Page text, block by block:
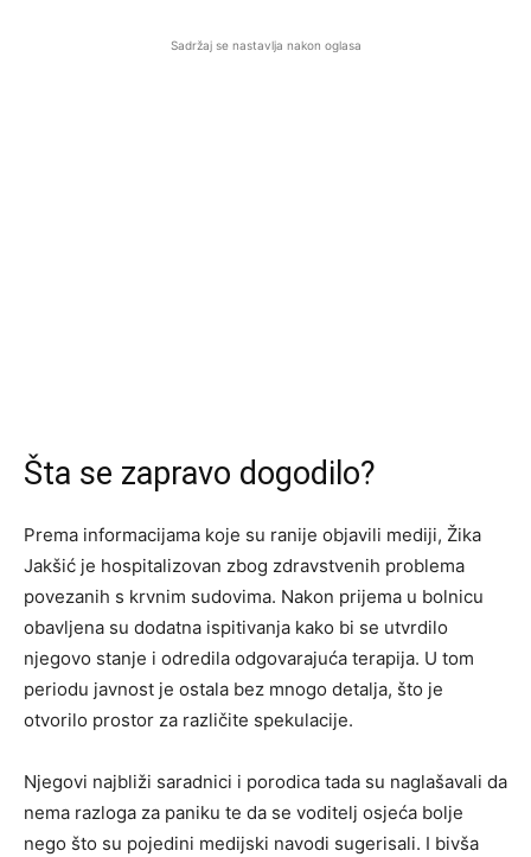
Sadržaj se nastavlja nakon oglasa
Šta se zapravo dogodilo?
Prema informacijama koje su ranije objavili mediji, Žika
Jakšić je hospitalizovan zbog zdravstvenih problema
povezanih s krvnim sudovima. Nakon prijema u bolnicu
obavljena su dodatna ispitivanja kako bi se utvrdilo
njegovo stanje i odredila odgovarajuća terapija. U tom
periodu javnost je ostala bez mnogo detalja, što je
otvorilo prostor za različite spekulacije.
Njegovi najbliži saradnici i porodica tada su naglašavali da
nema razloga za paniku te da se voditelj osjeća bolje
nego što su pojedini medijski navodi sugerisali. I bivša